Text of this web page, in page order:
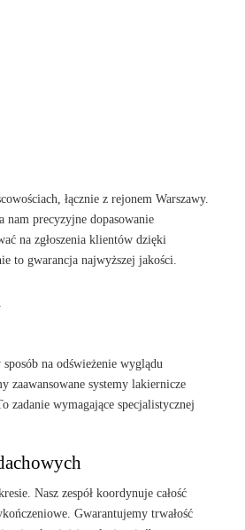
łącznie z rejonem Warszawy.
precyzyjne dopasowanie
na zgłoszenia klientów dzięki
to gwarancja najwyższej jakości.
na odświeżenie wyglądu
zaawansowane systemy lakiernicze
zadanie wymagające specjalistycznej
Nasz zespół koordynuje całość
Gwarantujemy trwałość